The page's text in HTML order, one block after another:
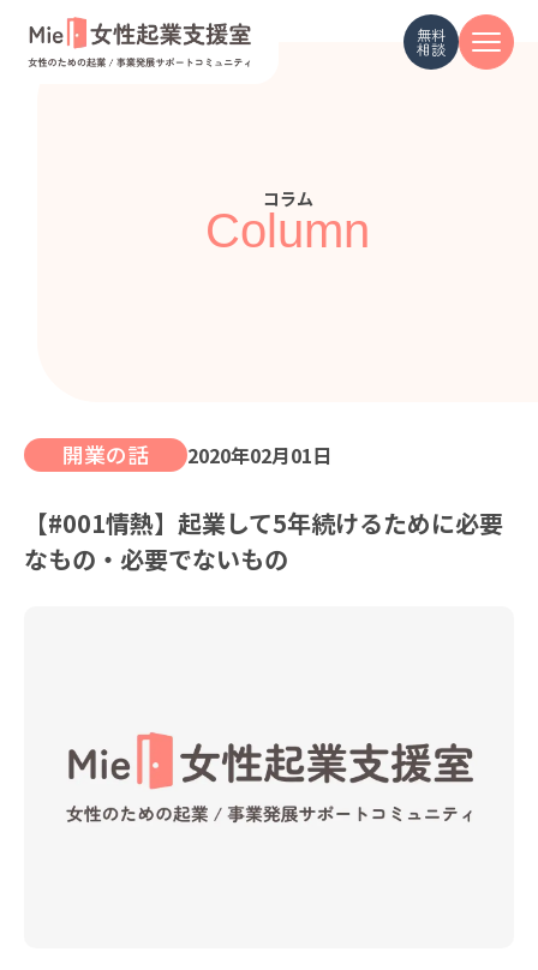
無料
相談
コラム
Column
開業の話 2020年02月01日
【#001情熱】起業して5年続けるために必要
なもの・必要でないもの